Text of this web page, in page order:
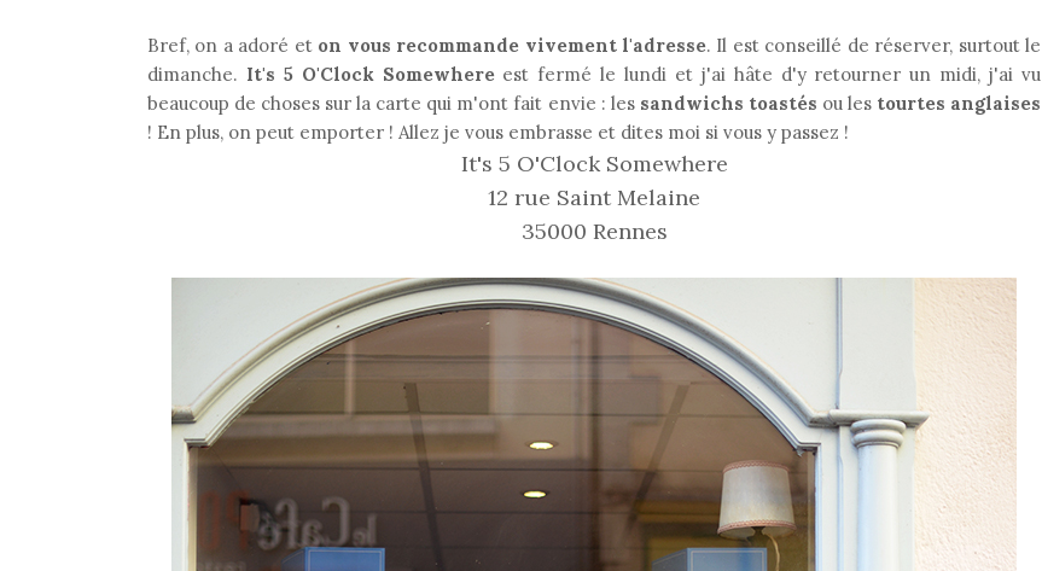
Bref, on a adoré et on vous recommande vivement l'adresse. Il est conseillé de réserver, surtout le
dimanche. It's 5 O'Clock Somewhereest fermé le lundi et j'ai hâte d'y retourner un midi, j'ai vu
beaucoup de choses sur la carte qui m'ont fait envie : les sandwichs toastés ou les tourtes anglaises
! En plus, on peut emporter ! Allez je vous embrasse et dites moi si vous y passez !
It's 5 O'Clock Somewhere
12 rue Saint Melaine
35000 Rennes